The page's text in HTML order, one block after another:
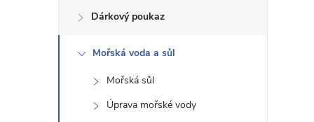
s
Dárkový poukaz
Mořská voda a sůl
Mořská sůl
Úprava mořské vody